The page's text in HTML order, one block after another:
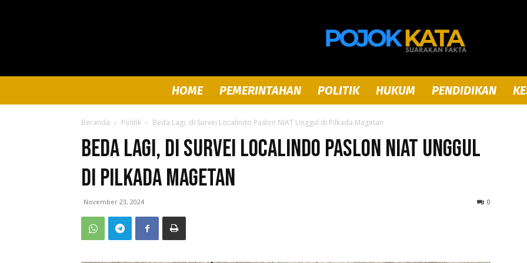
Pojok
HOME PEMERINTAHAN POLITIK HUKUM PENDIDIKAN
Beranda Politik Beda Lagi, di Survei Localindo Paslon NIAT Unggul di Pilkada Magetan
Beda Lagi, di Survei Localindo Paslon NIAT Unggul
di Pilkada Magetan
November 23, 2024 0